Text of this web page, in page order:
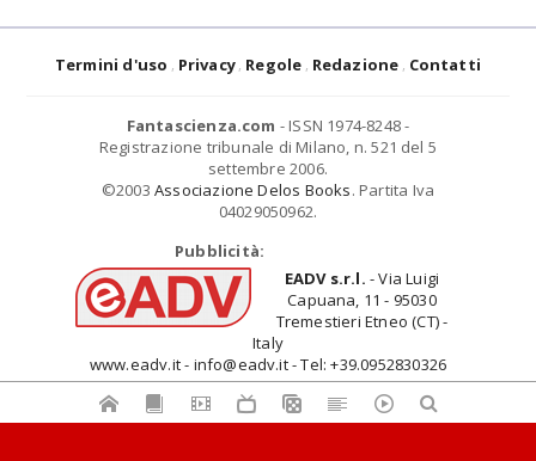
Termini d'uso Privacy Regole Redazione Contatti
Fantascienza.com - ISSN 1974-8248 -
Registrazione tribunale di Milano, n. 521 del 5
settembre 2006.
©2003 Associazione Delos Books. Partita Iva
04029050962.
Pubblicità:
EADV s.r.l. - Via Luigi
Capuana, 11 - 95030
Tremestieri Etneo (CT) -
Italy
www.eadv.it - info@eadv.it - Tel: +39.0952830326